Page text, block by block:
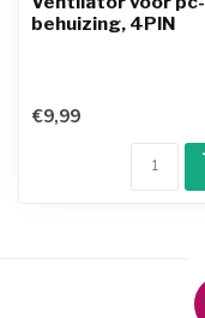
behuizing, 4PIN
€9,99